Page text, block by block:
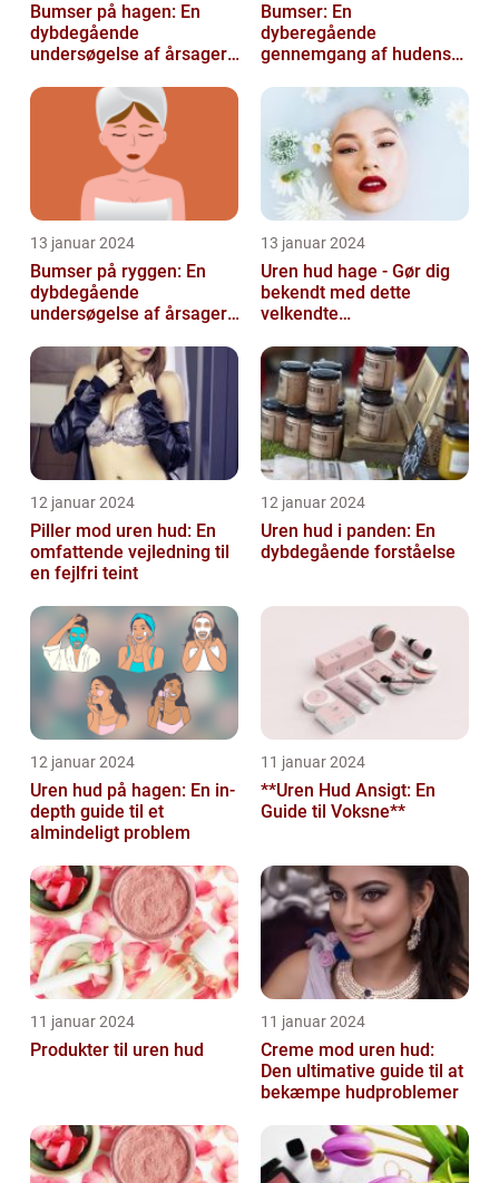
Bumser på hagen: En
dybdegående
undersøgelse af årsager,
forebyggelse
Bumser: En
dyberegående
gennemgang af hudens
13 januar 2024
Bumser på ryggen: En
dybdegående
undersøgelse af årsager,
forebyggelse
13 januar 2024
Uren hud hage - Gør dig
bekendt med dette
velkendte
12 januar 2024
Piller mod uren hud: En
omfattende vejledning til
en fejlfri teint
12 januar 2024
Uren hud i panden: En
dybdegående forståelse
12 januar 2024
Uren hud på hagen: En in-
depth guide til et
almindeligt problem
11 januar 2024
**Uren Hud Ansigt: En
Guide til Voksne**
11 januar 2024
Produkter til uren hud
11 januar 2024
Creme mod uren hud:
Den ultimative guide til at
bekæmpe hudproblemer